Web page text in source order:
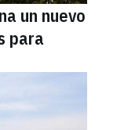
un nuevo
para